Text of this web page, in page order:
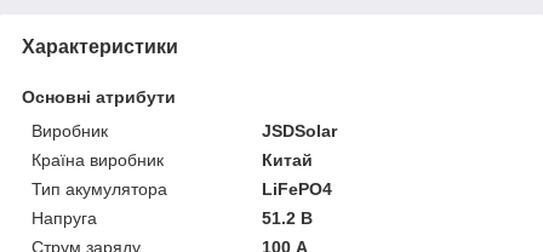
Характеристики
Основні атрибути
Виробник
JSDSolar
Країна виробник
Китай
Тип акумулятора
LiFePO4
Напруга
51.2 В
Струм заряду
100 А